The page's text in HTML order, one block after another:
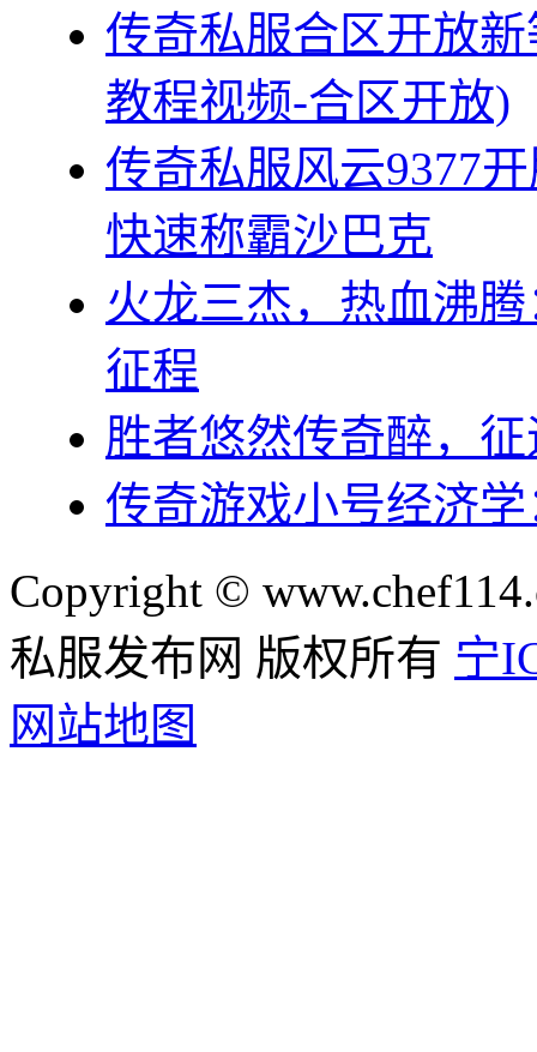
传奇私服合区开放
教程视频-合区开放)
传奇私服风云9377
快速称霸沙巴克
火龙三杰，热血沸
征程
胜者悠然传奇醉，
传奇游戏小号经济
Copyright ©
私服发布网 版权所有 宁
网站地图